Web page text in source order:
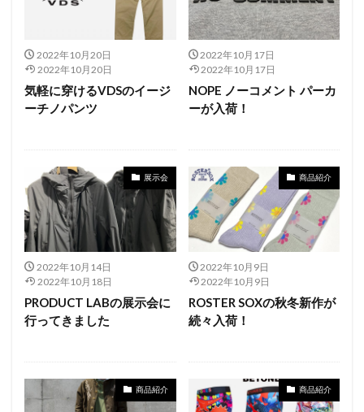
2022年10月20日
2022年10月20日
気軽に穿けるVDSのイージ
ーチノパンツ
2022年10月17日
2022年10月17日
NOPE ノーコメント パーカ
ーが入荷！
展示会
2022年10月14日
2022年10月18日
PRODUCT LABの展示会に
行ってきました
商品紹介
2022年10月9日
2022年10月9日
ROSTER SOXの秋冬新作が
続々入荷！
商品紹介 商品紹介